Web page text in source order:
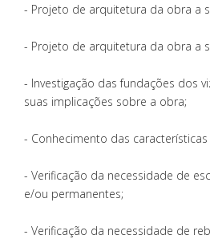
- Projeto de arquitetura da obra a
- Projeto de arquitetura da obra a
- Investigação das fundações dos
suas implicações sobre a obra;
- Conhecimento das
- Verificação da necessidade de
e/ou permanentes;
- Verificação da necessidade de